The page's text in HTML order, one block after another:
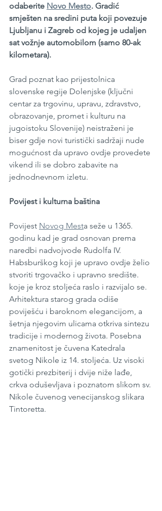
odaberite Novo Mesto. Gradić
smješten na sredini puta koji povezuje
Ljubljanu i Zagreb od kojeg je udaljen
sat vožnje automobilom (samo 80-ak
kilometara).
Grad poznat kao prijestolnica
slovenske regije Dolenjske (ključni
centar za trgovinu, upravu, zdravstvo,
obrazovanje, promet i kulturu na
jugoistoku Slovenije) neistraženi je
biser gdje novi turistički sadržaji nude
mogućnost da upravo ovdje provedete
vikend ili se dobro zabavite na
jednodnevnom izletu.
Povijest i kulturna baština
Povijest Novog Mesta seže u 1365.
godinu kad je grad osnovan prema
naredbi nadvojvode Rudolfa IV.
Habsburškog koji je upravo ovdje želio
stvoriti trgovačko i upravno središte.
koje je kroz stoljeća raslo i razvijalo se.
Arhitektura starog grada odiše
poviješću i baroknom elegancijom, a
šetnja njegovim ulicama otkriva sintezu
tradicije i modernog života. Posebna
znamenitost je čuvena Katedrala
svetog Nikole iz 14. stoljeća. Uz visoki
gotički prezbiterij i dvije niže lađe,
crkva oduševljava i poznatom slikom sv.
Nikole čuvenog venecijanskog slikara
Tintoretta.